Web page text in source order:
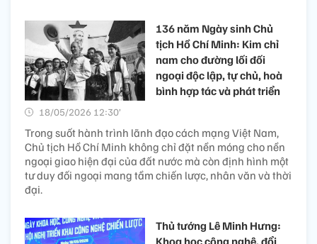
136 năm Ngày sinh Chủ
tịch Hồ Chí Minh: Kim chỉ
nam cho đường lối đối
ngoại độc lập, tự chủ, hoà
bình hợp tác và phát triển
18/05/2026 12:30’
Trong suốt hành trình lãnh đạo cách mạng Việt Nam,
Chủ tịch Hồ Chí Minh không chỉ đặt nền móng cho nền
ngoại giao hiện đại của đất nước mà còn định hình một
tư duy đối ngoại mang tầm chiến lược, nhân văn và thời
đại.
Thủ tướng Lê Minh Hưng:
Khoa học công nghệ, đổi